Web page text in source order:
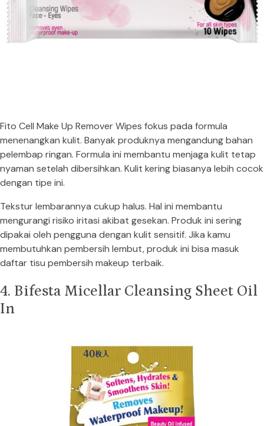
Fito Cell Make Up Remover Wipes fokus pada formula
menenangkan kulit. Banyak produknya mengandung bahan
pelembap ringan. Formula ini membantu menjaga kulit tetap
nyaman setelah dibersihkan. Kulit kering biasanya lebih cocok
dengan tipe ini.
Tekstur lembarannya cukup halus. Hal ini membantu
mengurangi risiko iritasi akibat gesekan. Produk ini sering
dipakai oleh pengguna dengan kulit sensitif. Jika kamu
membutuhkan pembersih lembut, produk ini bisa masuk
daftar tisu pembersih makeup terbaik.
4. Bifesta Micellar Cleansing Sheet Oil
In